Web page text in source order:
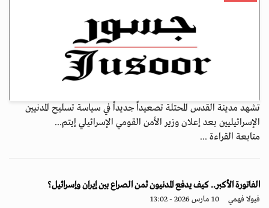
تشهد مدينة القدس المحتلة تصعيداً جديداً في سياسة تسليح المدنيين
الإسرائيليين بعد إعلان وزير الأمن القومي الإسرائيلي إيتم...
متابعة القراءة ...
الفاتورة الأكبر.. كيف يدفع المدنيون ثمن الصراع بين إيران وإسرائيل؟
فيولا فهمي 10 مارس 2026 - 13:02